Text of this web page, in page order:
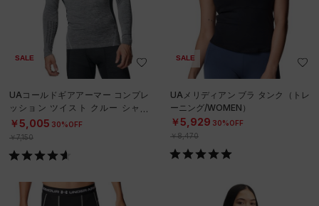
SALE
UAコールドギアアーマー コンプレ
ッション ツイスト クルー シャツ
（トレーニング/MEN）
￥5,005 30%OFF
￥7,150
SALE
UAメリディアン ブラ タンク（トレ
ーニング/WOMEN）
￥5,929 30%OFF
￥8,470